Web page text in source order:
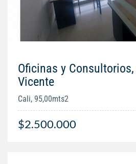
Oficinas y
Vicente
Cali, 95,00mts2
$2.500.000